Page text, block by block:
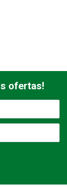
ofertas!